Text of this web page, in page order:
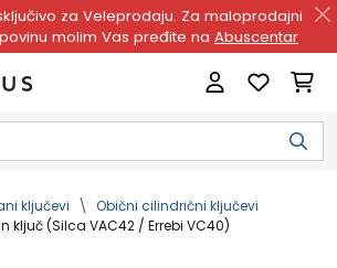
za Veleprodaju. Za maloprodajni
molim Vas pređite na Abuscentar
ključevi
Obični cilindrični ključevi
ključ (Silca VAC42 / Errebi VC40)